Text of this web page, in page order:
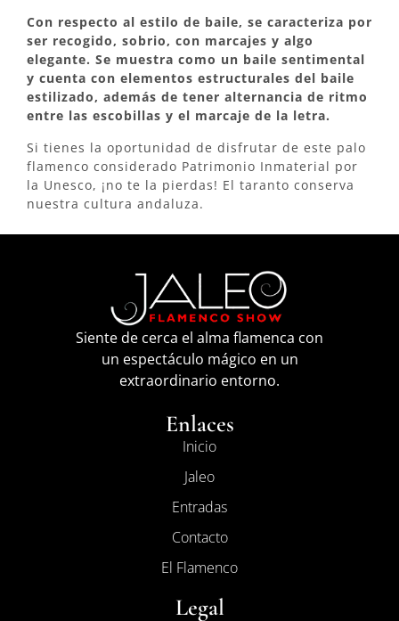
Con respecto al estilo de baile, se caracteriza por
ser recogido, sobrio, con marcajes y algo
elegante. Se muestra como un baile sentimental
y cuenta con elementos estructurales del baile
estilizado, además de tener alternancia de ritmo
entre las escobillas y el marcaje de la letra.
Si tienes la oportunidad de disfrutar de este palo
flamenco considerado Patrimonio Inmaterial por
la Unesco, ¡no te la pierdas! El taranto conserva
nuestra cultura andaluza.
Siente de cerca el alma flamenca con
un espectáculo mágico en un
extraordinario entorno.
Enlaces
Inicio
Jaleo
Entradas
Contacto
El Flamenco
Legal